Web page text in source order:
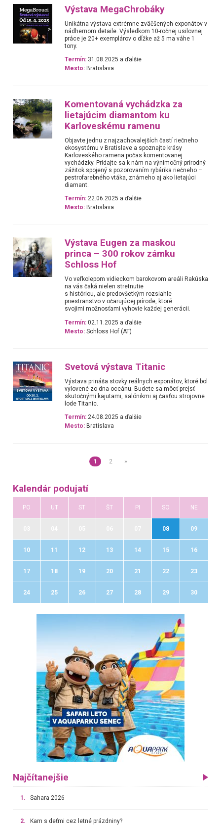
Výstava MegaChrobáky
Unikátna výstava extrémne zväčšených exponátov v
nádhernom detaile. Výsledkom 10-ročnej usilovnej
práce je 20+ exemplárov o dĺžke až 5 ma váhe 1
tony.
Termín: 31.08.2025 a ďalšie
Mesto: Bratislava
Komentovaná vychádzka za
lietajúcim diamantom ku
Karloveskému ramenu
Objavte jednu z najzachovalejších častí riečneho
ekosystému v Bratislave a spoznajte krásy
Karloveského ramena počas komentovanej
vychádzky. Pridajte sa k nám na výnimočný prírodný
zážitok spojený s pozorovaním rybárika riečneho –
pestrofarebného vtáka, známeho aj ako lietajúci
diamant.
Termín: 22.06.2025 a ďalšie
Mesto: Bratislava
Výstava Eugen za maskou
princa – 300 rokov zámku
Schloss Hof
Vo veľkolepom vidieckom barokovom areáli Rakúska
na vás čaká nielen stretnutie
s históriou, ale predovšetkým rozsiahle
priestranstvo v očarujúcej prírode, ktoré
svojimi možnosťami vyhovie každej generácii.
Termín: 02.11.2025 a ďalšie
Mesto: Schloss Hof (AT)
Svetová výstava Titanic
Výstava prináša stovky reálnych exponátov, ktoré bol
vylovené zo dna oceánu. Budete sa môcť prejsť
skutočnými kajutami, salónikmi aj časťou strojovne
lode Titanic.
Termín: 24.08.2025 a ďalšie
Mesto: Bratislava
1 2 »
Kalendár podujatí
PO UT ST ŠT PI SO NE
08 09
10 11 12 13 14 15 16
17 18 19 20 21 22 23
24 25 26 27 28 29 30
Najčítanejšie
1. Sahara 2026
2. Kam s deťmi cez letné prázdniny?